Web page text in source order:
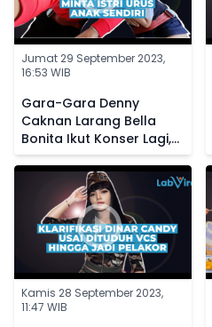
Jumat 29 September 2023,
16:53 WIB
Gara-Gara Denny
Caknan Larang Bella
Bonita Ikut Konser Lagi,
Kini Sang Istri Posting
Status Galau
Kamis 28 September 2023,
11:47 WIB